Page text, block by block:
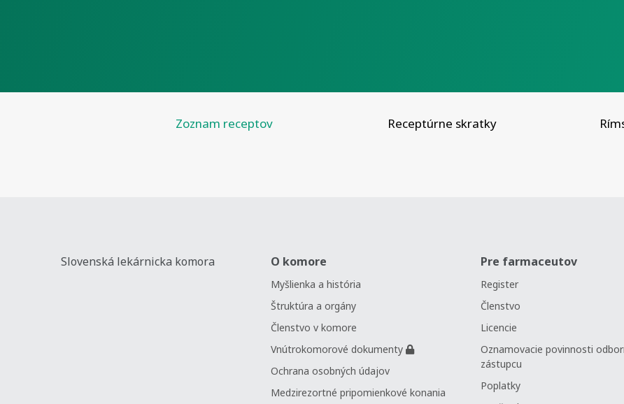
Zoznam receptov Receptúrne skratky
Slovenská lekárnicka komora O komore
Myšlienka a história
Štruktúra a orgány
Členstvo v komore
Vnútrokomorové dokumenty
Ochrana osobných údajov
Medzirezortné pripomienkové konania
Pre farmaceutov
Register
Členstvo
Licencie
Oznamovacie povinnosti
zástupcu
Poplatky